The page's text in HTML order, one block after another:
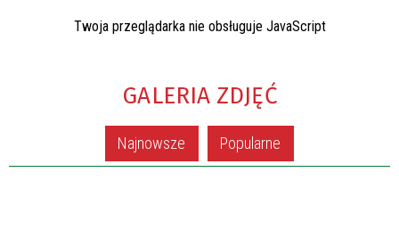
Twoja przeglądarka nie obsługuje JavaScript
GALERIA ZDJĘĆ
Najnowsze Popularne